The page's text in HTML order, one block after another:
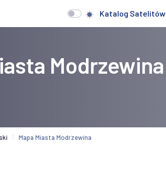
Katalog Satelitów
Modrzewina
Mapa Miasta Modrzewina